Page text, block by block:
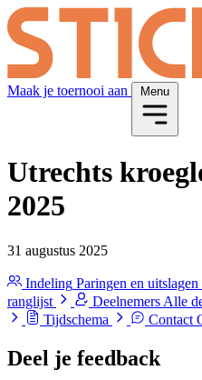
Maak je toernooi aan Menu
Utrechts
2025
31 augustus 2025
Indeling Paringen en
ranglijst
Deelnemers Alle
Tijdschema
Contact
Deel je feedback